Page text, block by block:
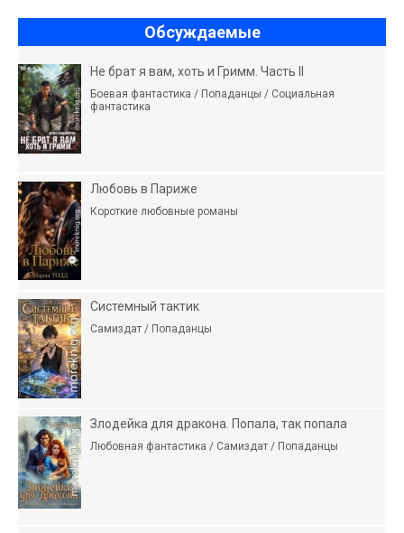
Обсуждаемые
Не брат я вам, хоть и Гримм. Часть II
Боевая фантастика / Попаданцы / Социальная
фантастика
Любовь в Париже
Короткие любовные романы
Системный тактик
Самиздат / Попаданцы
Злодейка для дракона. Попала, так попала
Любовная фантастика / Самиздат / Попаданцы